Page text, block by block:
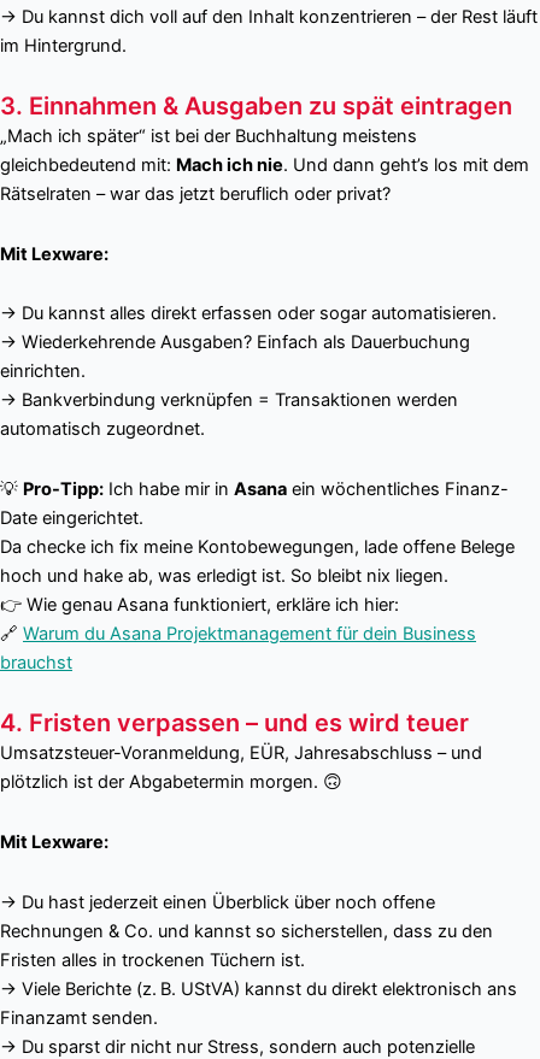
→ Du kannst dich voll auf den Inhalt konzentrieren – der Rest läuft
im Hintergrund.
3. Einnahmen & Ausgaben zu spät eintragen
„Mach ich später“ ist bei der Buchhaltung meistens
gleichbedeutend mit: Mach ich nie. Und dann geht’s los mit dem
Rätselraten – war das jetzt beruflich oder privat?
Mit Lexware:
→ Du kannst alles direkt erfassen oder sogar automatisieren.
→ Wiederkehrende Ausgaben? Einfach als Dauerbuchung
einrichten.
→ Bankverbindung verknüpfen = Transaktionen werden
automatisch zugeordnet.
💡 Pro-Tipp: Ich habe mir in Asana ein wöchentliches Finanz-
Date eingerichtet.
Da checke ich fix meine Kontobewegungen, lade offene Belege
hoch und hake ab, was erledigt ist. So bleibt nix liegen.
👉 Wie genau Asana funktioniert, erkläre ich hier:
🔗 Warum du Asana Projektmanagement für dein Business
brauchst
4. Fristen verpassen – und es wird teuer
Umsatzsteuer-Voranmeldung, EÜR, Jahresabschluss – und
plötzlich ist der Abgabetermin morgen. 🙃
Mit Lexware:
→ Du hast jederzeit einen Überblick über noch offene
Rechnungen & Co. und kannst so sicherstellen, dass zu den
Fristen alles in trockenen Tüchern ist.
→ Viele Berichte (z. B. UStVA) kannst du direkt elektronisch ans
Finanzamt senden.
→ Du sparst dir nicht nur Stress, sondern auch potenzielle